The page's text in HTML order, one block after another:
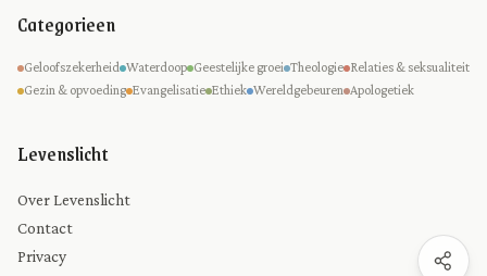
Categorieen
Geloofszekerheid Waterdoop Geestelijke groei Theologie Relaties & seksualiteit
Gezin & opvoeding Evangelisatie Ethiek Wereldgebeuren Apologetiek
Levenslicht
Over Levenslicht
Contact
Privacy